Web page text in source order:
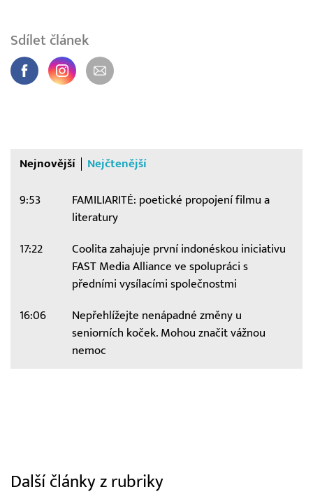
Sdílet článek
Nejnovější Nejčtenější
9:53
FAMILIARITÉ: poetické propojení filmu a
literatury
17:22
Coolita zahajuje první indonéskou iniciativu
FAST Media Alliance ve spolupráci s
předními vysílacími společnostmi
16:06
Nepřehlížejte nenápadné změny u
seniorních koček. Mohou značit vážnou
nemoc
Další články z rubriky